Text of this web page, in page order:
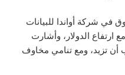
في شركة أواندا للبيانات
مع ارتفاع الدولار، وأشارت
تزيد، ومع تنامي مخاوف